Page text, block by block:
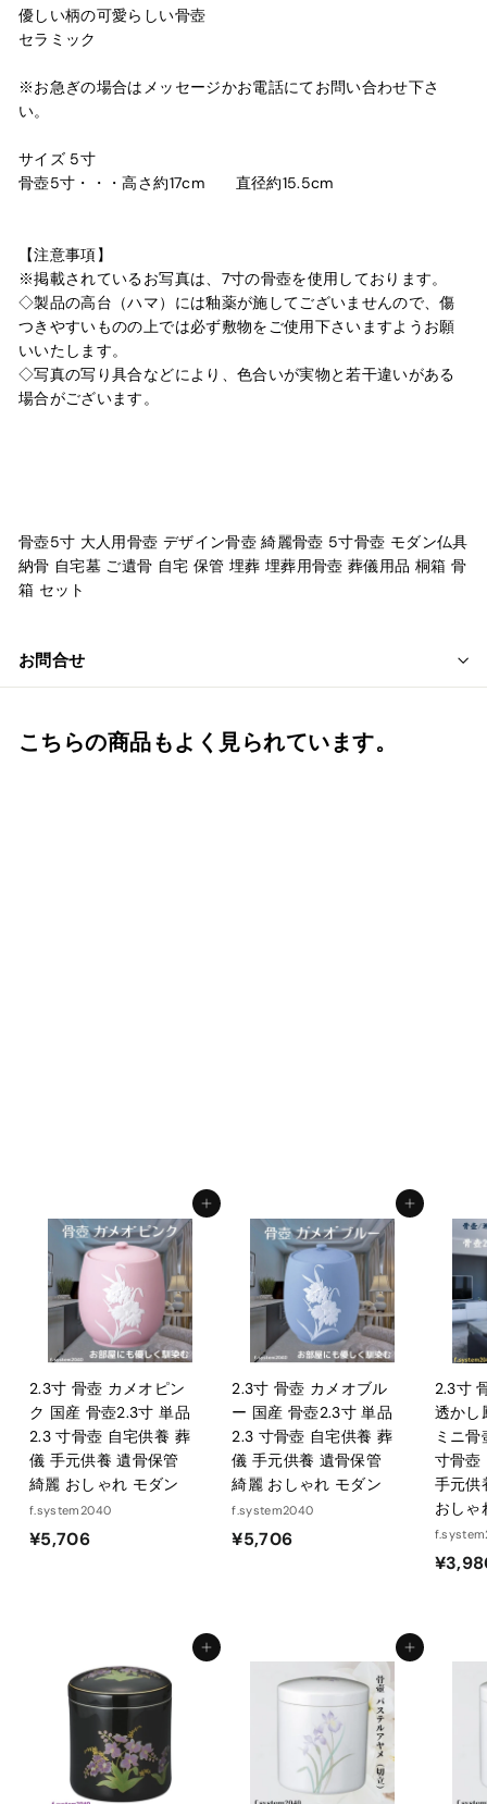
優しい柄の可愛らしい骨壺
セラミック
※お急ぎの場合はメッセージかお電話にてお問い合わせ下さ
い。
サイズ 5寸
骨壺5寸・・・高さ約17cm 直径約15.5cm
【注意事項】
※掲載されているお写真は、7寸の骨壺を使用しております。
◇製品の高台（ハマ）には釉薬が施してございませんので、傷
つきやすいものの上では必ず敷物をご使用下さいますようお願
いいたします。
◇写真の写り具合などにより、色合いが実物と若干違いがある
場合がございます。
骨壺5寸 大人用骨壺 デザイン骨壺 綺麗骨壺 5寸骨壺 モダン仏具
納骨 自宅墓 ご遺骨 自宅 保管 埋葬 埋葬用骨壺 葬儀用品 桐箱 骨
箱 セット
お問合せ
こちらの商品もよく見られています。
5
0
カートに入れる
2.3寸 骨壺 カメオピン
ク 国産 骨壺2.3寸 単品
2.3 寸骨壺 自宅供養 葬
儀 手元供養 遺骨保管
綺麗 おしゃれ モダン
f.system2040
¥5,706¥
6
カートに入れる
2.3寸 骨壺 カメオブル
ー 国産 骨壺2.3寸 単品
2.3 寸骨壺 自宅供養 葬
儀 手元供養 遺骨保管
綺麗 おしゃれ モダン
f.system2040
¥5,706¥
6
2.3寸
透かし
ミニ
寸骨壺
手元供
おしゃ
カートに入れる カートに入れる